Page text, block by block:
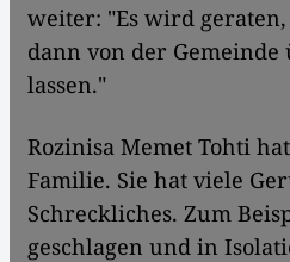
weiter: "Es wird
dann von der Gemeinde
lassen."
Rozinisa Memet Tohti
Familie. Sie hat viele
Schreckliches. Zum
geschlagen und in